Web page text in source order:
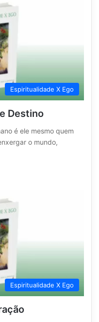
Espiritualidade X Ego
Destino
é ele mesmo quem
o mundo,
Espiritualidade X Ego